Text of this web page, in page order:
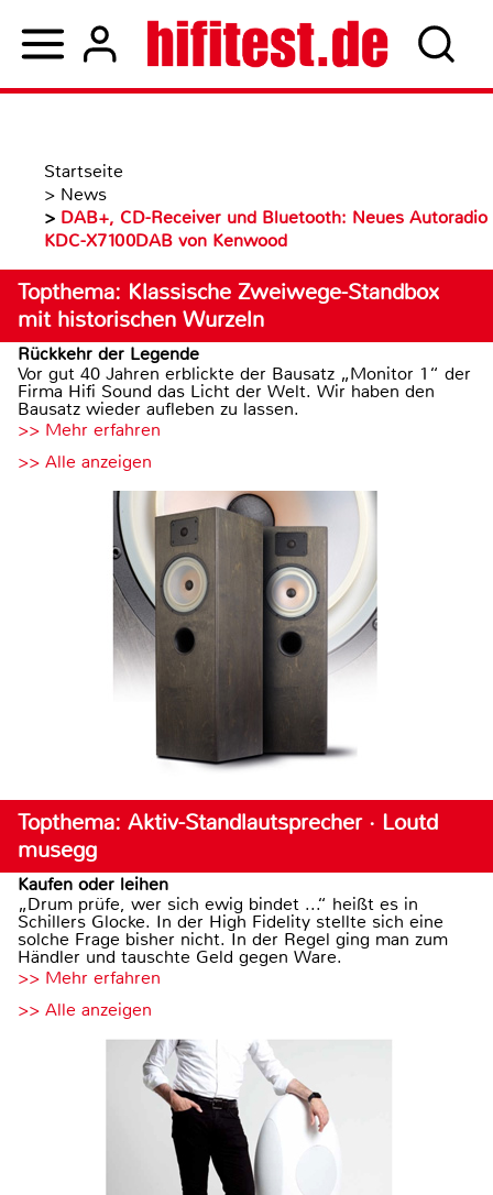
Startseite
> News
> DAB+, CD-Receiver und Bluetooth: Neues Autoradio
KDC-X7100DAB von Kenwood
Topthema: Klassische Zweiwege-Standbox
mit historischen Wurzeln
Rückkehr der Legende
Vor gut 40 Jahren erblickte der Bausatz „Monitor 1“ der
Firma Hifi Sound das Licht der Welt. Wir haben den
Bausatz wieder aufleben zu lassen.
>> Mehr erfahren
>> Alle anzeigen
Topthema: Aktiv-Standlautsprecher · Loutd
musegg
Kaufen oder leihen
„Drum prüfe, wer sich ewig bindet ...“ heißt es in
Schillers Glocke. In der High Fidelity stellte sich eine
solche Frage bisher nicht. In der Regel ging man zum
Händler und tauschte Geld gegen Ware.
>> Mehr erfahren
>> Alle anzeigen